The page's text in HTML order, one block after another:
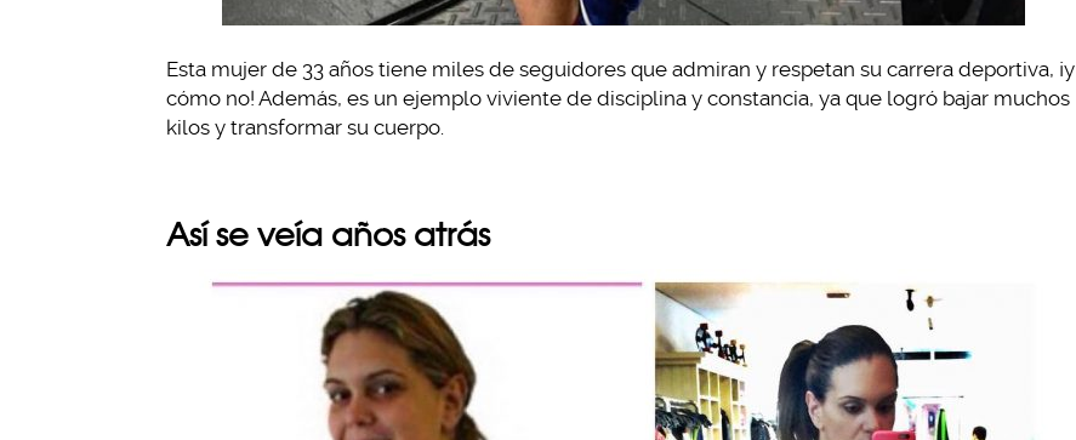
Esta mujer de 33 años tiene miles de seguidores que admiran y respetan su carrera deportiva, ¡y
cómo no! Además, es un ejemplo viviente de disciplina y constancia, ya que logró bajar muchos
kilos y transformar su cuerpo.
Así se veía años atrás